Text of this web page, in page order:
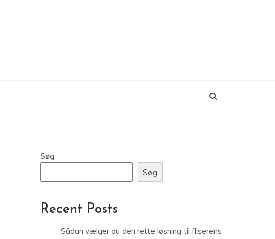
Søg
Søg
Recent Posts
Sådan vælger du den rette løsning til fliserens